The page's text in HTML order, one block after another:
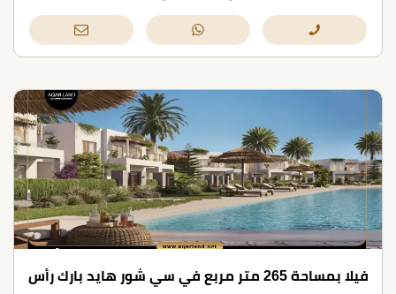
فيلا بمساحة 265 متر مربع في سي شور هايد بارك رأس